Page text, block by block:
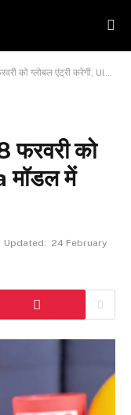
करेगी, Ultra मॉडल में मिलेंगे Powerful फीचर्स
को
मॉडल में
Updated: 24 February